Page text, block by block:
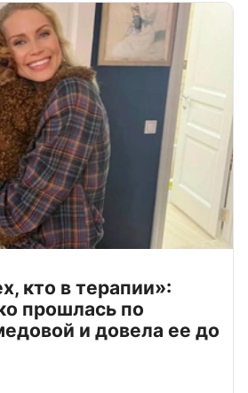
кто в терапии»:
прошлась по
и довела ее до